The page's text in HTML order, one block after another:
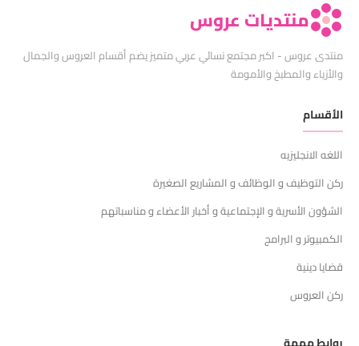
منتديات عروس
منتدى عروس - اكبر مجتمع نسائي عربي متميز يضم أقسام العروس والجمال
والأزياء والمطبخ والأمومة
الأقسام
اللغه الانجليزيه
ركن التوظيف و الوظائف و المشاريع الصغيرة
الشؤون الأسرية و الإجتماعية و أخبار الأعضاء و مناسباتهم
الكمبيوتر و البرامج
قضايا دينية
ركن العروس